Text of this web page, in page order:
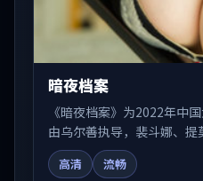
暗夜档案
《暗夜档案》为2022年中
由乌尔善执导，裴斗娜、
剧情在人物弧光与节奏推进
听质感。适合关注国产在线
高清 流畅